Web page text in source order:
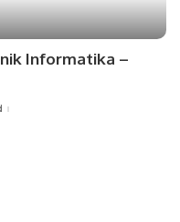
Informatika –